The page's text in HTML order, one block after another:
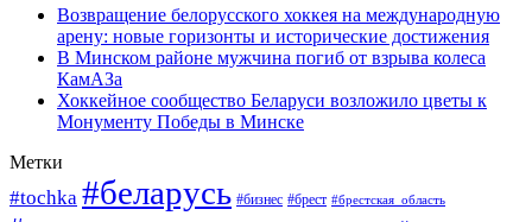
Возвращение белорусского хоккея на международную
арену: новые горизонты и исторические достижения
В Минском районе мужчина погиб от взрыва колеса
КамАЗа
Хоккейное сообщество Беларуси возложило цветы к
Монументу Победы в Минске
Метки
#tochka #беларусь #бизнес #брест #брестская_область